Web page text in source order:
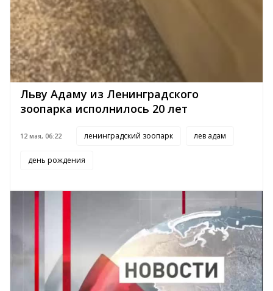
Льву Адаму из Ленинградского
зоопарка исполнилось 20 лет
12 мая, 06:22 ленинградский зоопарк лев адам
день рождения